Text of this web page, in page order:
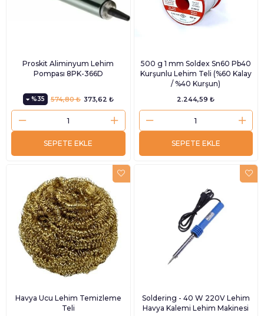
Proskit Aliminyum Lehim
Pompası 8PK-366D
%35 373,62 ₺
574,80 ₺
SEPETE EKLE
500 g 1 mm Soldex Sn60 Pb40
Kurşunlu Lehim Teli (%60 Kalay
/ %40 Kurşun)
2.244,59 ₺
SEPETE EKLE
Havya Ucu Lehim Temizleme
Teli
Soldering - 40 W 220V Lehim
Havya Kalemi Lehim Makinesi